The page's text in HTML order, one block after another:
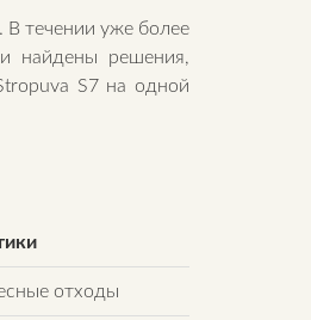
В течении уже более
найдены решения,
S7 на одной
отходы